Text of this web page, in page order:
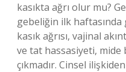
kasıkta ağrı olur mu?
gebeliğin ilk
kasık ağrısı, vajinal
ve tat hassasiyeti, mide
çıkmadır. Cinsel